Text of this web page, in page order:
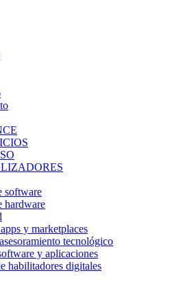
software
hardware
y marketplaces
tecnológico
y aplicaciones
habilitadores digitales